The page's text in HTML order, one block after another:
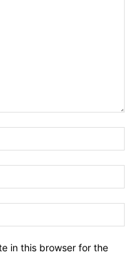
in this browser for the